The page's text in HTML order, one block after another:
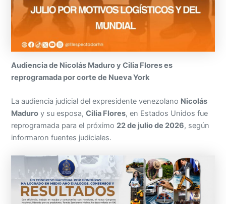
Audiencia de Nicolás Maduro y Cilia Flores es
reprogramada por corte de Nueva York
La audiencia judicial del expresidente venezolano Nicolás
Maduro y su esposa,Cilia Flores, en Estados Unidos fue
reprogramada para el próximo 22 de julio de 2026, según
informaron fuentes judiciales.